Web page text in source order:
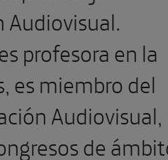
Audiovisual.
profesora en la
es miembro del
Audiovisual,
de